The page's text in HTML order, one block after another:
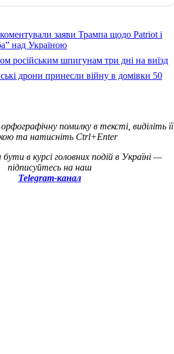
заяви Трампа щодо Patriot і
над Україною
російським шпигунам три дні на виїзд
дрони принесли війну в домівки 50
помилку в тексті, виділіть її
та натисніть Ctrl+Enter
в курсі головних подій в Україні —
підписуйтесь на наш
Telegram-канал